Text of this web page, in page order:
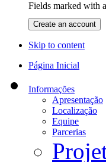
Fields marked with
Create an account
Skip to content
Página Inicial
Informações
Apresentação
Localização
Equipe
Parcerias